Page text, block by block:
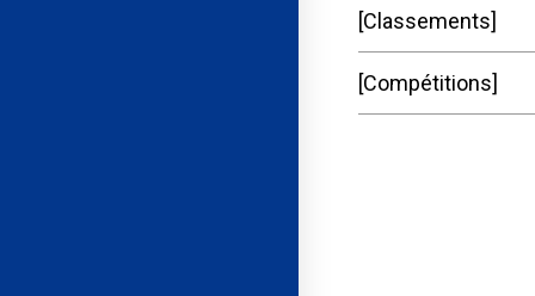
Classements
Compétitions